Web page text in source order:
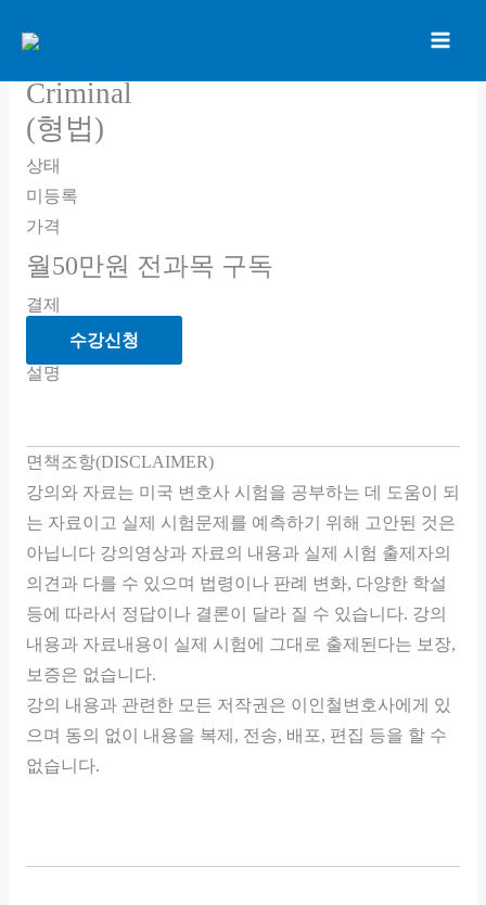
Criminal
(형법)
상태
미등록
가격
월50만원 전과목 구독
결제
수강신청
설명
면책조항(DISCLAIMER)
강의와 자료는 미국 변호사 시험을 공부하는 데 도움이 되
는 자료이고 실제 시험문제를 예측하기 위해 고안된 것은
아닙니다 강의영상과 자료의 내용과 실제 시험 출제자의
의견과 다를 수 있으며 법령이나 판례 변화, 다양한 학설
등에 따라서 정답이나 결론이 달라 질 수 있습니다. 강의
내용과 자료내용이 실제 시험에 그대로 출제된다는 보장,
보증은 없습니다.
강의 내용과 관련한 모든 저작권은 이인철변호사에게 있
으며 동의 없이 내용을 복제, 전송, 배포, 편집 등을 할 수
없습니다.